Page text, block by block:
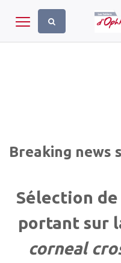
Toggle navigation
Breaking news
Sélection
portant sur
corneal
Panneau de gestion des